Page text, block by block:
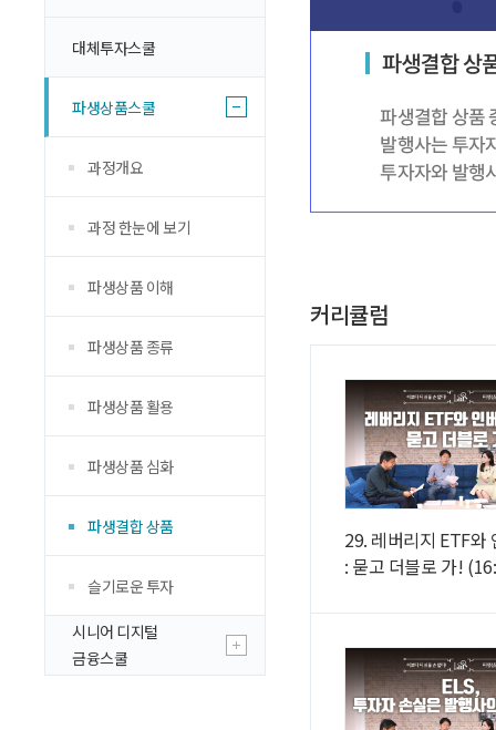
대체투자스쿨
파생상품스쿨
과정개요
과정 한눈에 보기
파생상품 이해
파생상품 종류
파생상품 활용
파생상품 심화
파생결합 상품
슬기로운 투자
시니어 디지털
금융스쿨
커리큘럼
29. 레버리지 ETF와
: 묻고 더블로 가!